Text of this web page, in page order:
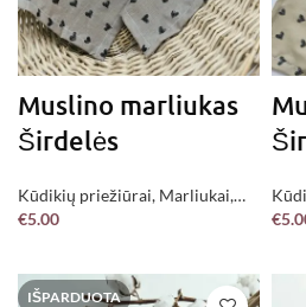
Muslino marliukas
Širdelės
Kūdikių priežiūrai, Marliukai,
Jau pagaminta !
€5.00
Jau
€
IŠPARDUOTA